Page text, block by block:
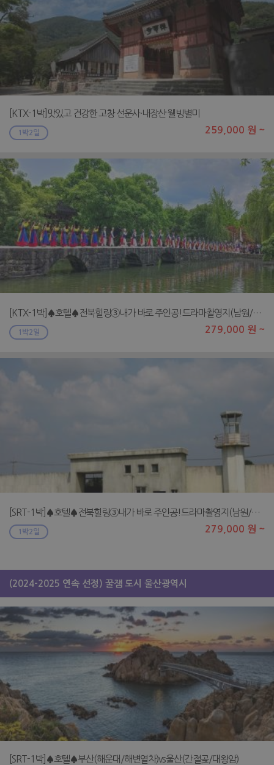
[KTX-1박]맛있고 건강한 고창 선운사·내장산 웰빙별미
1박2일 259,000 원 ~
[KTX-1박]♠호텔♠전북힐링③내가 바로 주인공!드라마촬영지(남원/전주/익산)
1박2일 279,000 원 ~
[SRT-1박]♠호텔♠전북힐링③내가 바로 주인공!드라마촬영지(남원/전주/익산)
1박2일 279,000 원 ~
(2024-2025 연속 선정) 꿀잼 도시 울산광역시
[SRT-1박]♠호텔♠부산(해운대/해변열차)vs울산(간절곶/대왕암)